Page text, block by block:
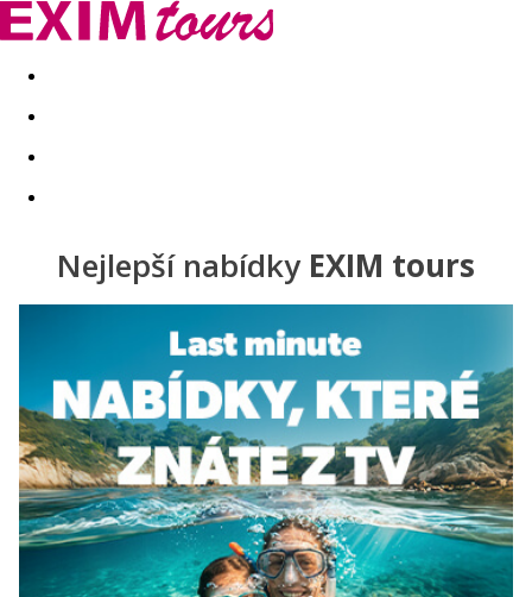
Akční nabídky Last minute
Nejlepší nabídky EXIM tours